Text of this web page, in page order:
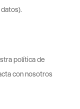
política de
con nosotros